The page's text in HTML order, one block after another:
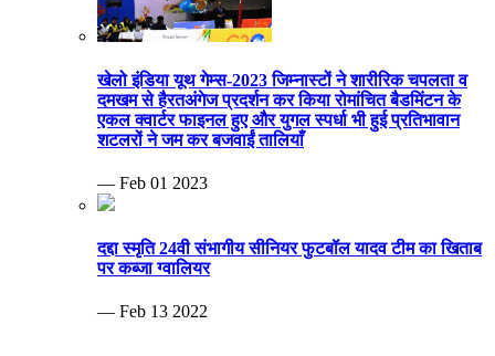
खेलो इंडिया यूथ गेम्स-2023 जिम्नास्टों ने शारीरिक चपलता व
दमखम से हैरतअंगेज प्रदर्शन कर किया रोमांचित बैडमिंटन के
एकल क्वार्टर फाइनल हुए और युगल स्पर्धा भी हुई प्रतिभावान
शटलरों ने जम कर बजवाईं तालियाँ
— Feb 01 2023
दद्दा स्मृति 24वी संभागीय सीनियर फुटबॉल यादव टीम का खिताब
पर कब्जा ग्वालियर
— Feb 13 2022